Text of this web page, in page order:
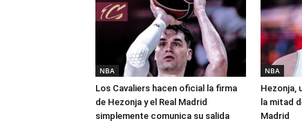
NBA
Los Cavaliers hacen oficial la firma
de Hezonja y el Real Madrid
simplemente comunica su salida
NBA
Hezonja,
la mitad
Madrid